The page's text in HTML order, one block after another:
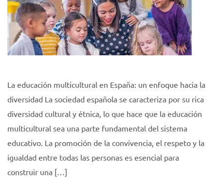
La educación multicultural en España: un enfoque hacia la
diversidad La sociedad española se caracteriza por su rica
diversidad cultural y étnica, lo que hace que la educación
multicultural sea una parte fundamental del sistema
educativo. La promoción de la convivencia, el respeto y la
igualdad entre todas las personas es esencial para
construir una […]